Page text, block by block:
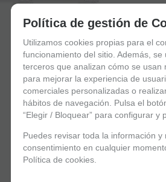
Política de gestión de
Utilizamos cookies propias para el
funcionamiento del sitio. Además, se
terceros que analizan cómo se usan
para mejorar la experiencia de
comerciales personalizadas o
hábitos de navegación. Pulsa el
“Elegir / Bloquear” para configurar y
Puedes revisar toda la información y
consentimiento en cualquier
Política de cookies.